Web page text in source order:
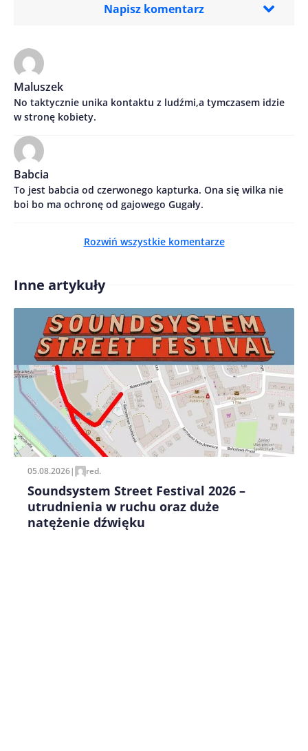
Napisz komentarz
Treść komentarza*
Imię/ Nick*
pisania kolejnych komentarzy.
Maluszek
No taktycznie unika kontaktu z ludźmi,a tymczasem idzie
w stronę kobiety.
Babcia
To jest babcia od czerwonego kapturka. Ona się wilka nie
boi bo ma ochronę od gajowego Gugały.
Rozwiń wszystkie komentarze
Inne artykuły
05.08.2026| red.
Soundsystem Street Festival 2026 –
utrudnienia w ruchu oraz duże
natężenie dźwięku